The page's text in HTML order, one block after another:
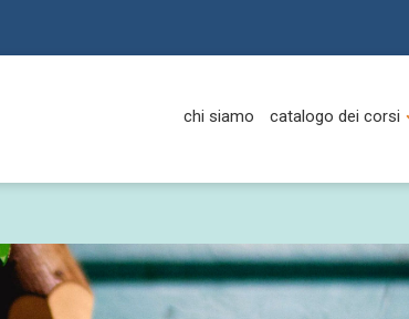
chi siamo catalogo dei corsi